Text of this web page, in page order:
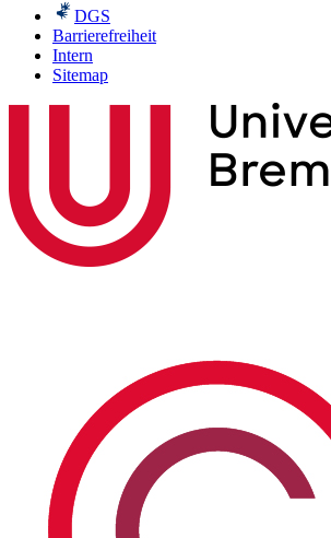
DGS
Barrierefreiheit
Intern
Sitemap